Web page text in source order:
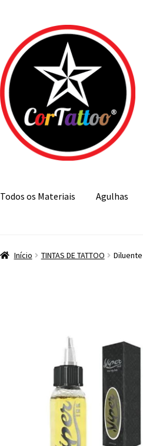
para
navegação
para
conteúdo
Todos os Materiais Agulhas
Início TINTAS DE TATTOO